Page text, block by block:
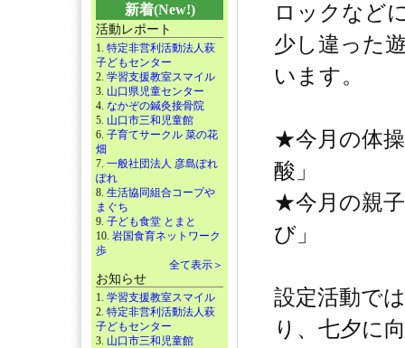
新着(New!)
活動レポート
1. 特定非営利活動法人萩
子どもセンター
2. 学習支援教室スマイル
3. 山口県児童センター
4. なかぞの鍼灸接骨院
5. 山口市三和児童館
6. 子育てサークル 菜の花
畑
7. 一般社団法人 彦島ぽれ
ぽれ
8. 生活協同組合コープや
まぐち
9. 子ども食堂 とまと
10. 岩国食育ネットワーク
歩
全て表示＞
お知らせ
1. 学習支援教室スマイル
2. 特定非営利活動法人萩
子どもセンター
3. 山口市三和児童館
ロックなど
少し違った
います。
★今月の体
酸」
★今月の親
び」
設定活動で
り、七夕に